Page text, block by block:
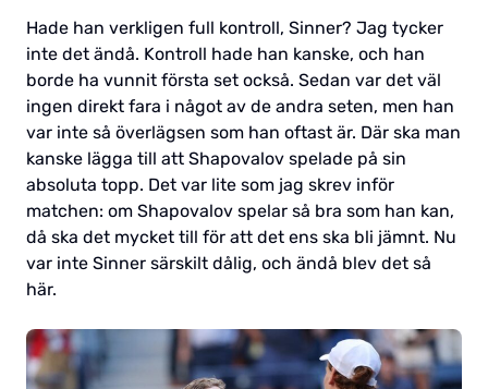
Hade han verkligen full kontroll, Sinner? Jag tycker
inte det ändå. Kontroll hade han kanske, och han
borde ha vunnit första set också. Sedan var det väl
ingen direkt fara i något av de andra seten, men han
var inte så överlägsen som han oftast är. Där ska man
kanske lägga till att Shapovalov spelade på sin
absoluta topp. Det var lite som jag skrev inför
matchen: om Shapovalov spelar så bra som han kan,
då ska det mycket till för att det ens ska bli jämnt. Nu
var inte Sinner särskilt dålig, och ändå blev det så
här.